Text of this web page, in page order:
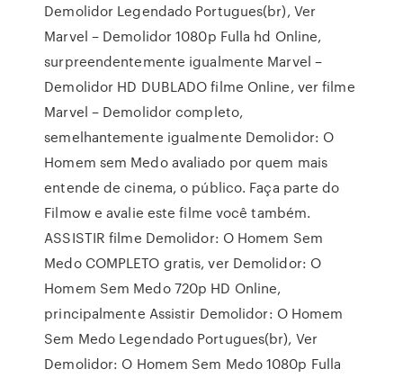
Demolidor Legendado Portugues(br), Ver
Marvel – Demolidor 1080p Fulla hd Online,
surpreendentemente igualmente Marvel –
Demolidor HD DUBLADO filme Online, ver filme
Marvel – Demolidor completo,
semelhantemente igualmente Demolidor: O
Homem sem Medo avaliado por quem mais
entende de cinema, o público. Faça parte do
Filmow e avalie este filme você também.
ASSISTIR filme Demolidor: O Homem Sem
Medo COMPLETO gratis, ver Demolidor: O
Homem Sem Medo 720p HD Online,
principalmente Assistir Demolidor: O Homem
Sem Medo Legendado Portugues(br), Ver
Demolidor: O Homem Sem Medo 1080p Fulla